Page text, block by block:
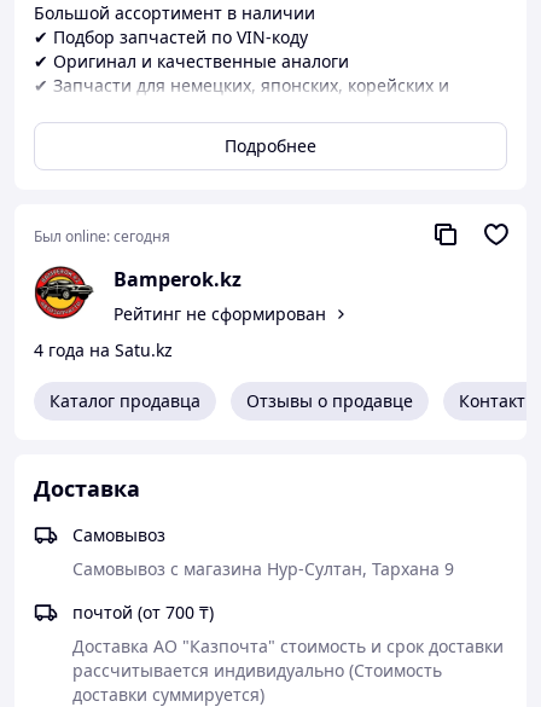
Большой ассортимент в наличии
✔ Подбор запчастей по VIN-коду
✔ Оригинал и качественные аналоги
✔ Запчасти для немецких, японских, корейских и
✔ Доставка по Казахстан
✔ Консультация и помощь в подборе
Подробнее
Был online:сегодня
Bamperok.kz
Рейтинг не сформирован
4 года на Satu.kz
Каталог продавца Отзывы о продавце Контакты
Доставка
Самовывоз
Самовывоз с магазина Нур-Султан, Тархана 9
почтой (от 700 ₸)
Доставка АО "Казпочта" стоимость и срок доставки
рассчитывается индивидуально (Стоимость
доставки суммируется)